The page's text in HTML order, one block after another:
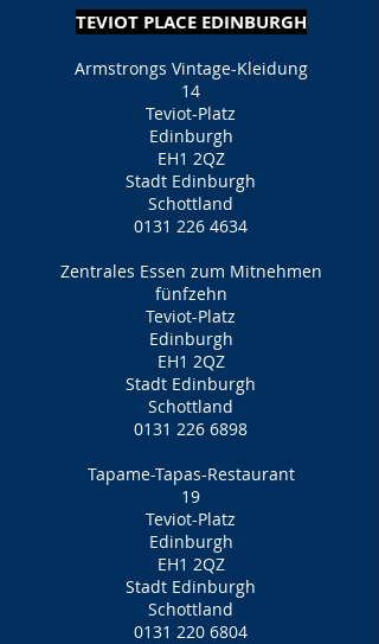
TEVIOT PLACE EDINBURGH
Armstrongs Vintage-Kleidung
14
Teviot-Platz
Edinburgh
EH1 2QZ
Stadt Edinburgh
Schottland
0131 226 4634
Zentrales Essen zum Mitnehmen
fünfzehn
Teviot-Platz
Edinburgh
EH1 2QZ
Stadt Edinburgh
Schottland
0131 226 6898
Tapame-Tapas-Restaurant
19
Teviot-Platz
Edinburgh
EH1 2QZ
Stadt Edinburgh
Schottland
0131 220 6804